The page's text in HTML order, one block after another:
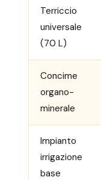
Terriccio
universale
(70 L)
Concime
organo-
minerale
Impianto
irrigazione
base